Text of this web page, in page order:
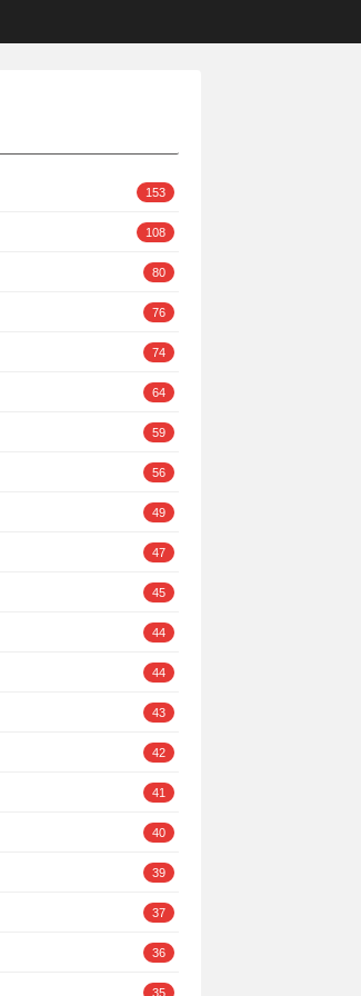
153
108
80
76
74
64
59
56
49
47
45
44
44
43
42
41
40
39
37
36
35